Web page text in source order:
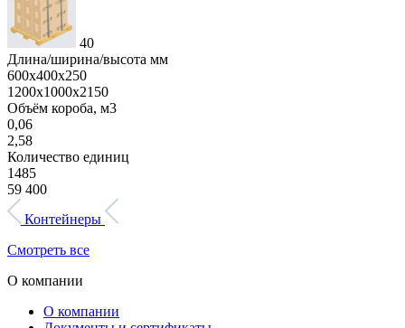
40
Длина/ширина/высота мм
600х400х250
1200х1000х2150
Объём короба, м3
0,06
2,58
Количество единиц
1485
59 400
Контейнеры
Смотреть все
О компании
О компании